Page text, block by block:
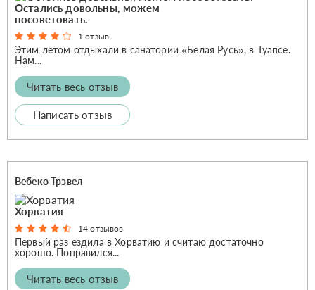
Остались довольны, можем
посоветовать.
1 отзыв
Этим летом отдыхали в санатории «Белая Русь», в Туапсе.
Нам...
Читать весь отзыв
Написать отзыв
Вебеко Трэвел
Хорватия
14 отзывов
Первый раз ездила в Хорватию и считаю достаточно
хорошо. Понравился...
Читать весь отзыв